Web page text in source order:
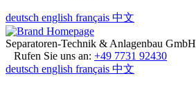
deutsch english français 中文
Separatoren-Technik & Anlagenbau GmbH
Rufen Sie uns an: +49 7731 92430
deutsch english français 中文